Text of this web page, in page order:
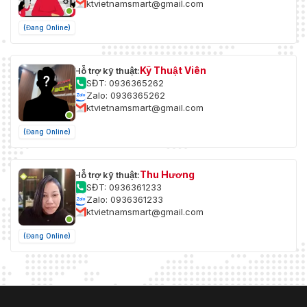
trợ 20 MHz Bảo mật: WEP 64/128-bit,
Hành
động cảnh
báo
Cài đặt trước/Quét tuần tra/Quét mẫu/Ghi thẻ
SD/Đầu ra rơle/Chụp thông minh/Tải lên
FTP/Liên kết email
âm thanh
thanh
Loa tích hợp
Phương
thức giao
tiếp
1, Giao diện Ethernet tự thích ứng RJ45 10
(Đang Online)
ktvietnamsmart@gmail.com
(Đang Online)
Hỗ trợ kỹ thuật:Kỹ Thuật Viên
SĐT: 0936365262
Zalo: 0936365262
ktvietnamsmart@gmail.com
(Đang Online)
Hỗ trợ kỹ thuật:Thu Hương
SĐT: 0936361233
Zalo: 0936361233
ktvietnamsmart@gmail.com